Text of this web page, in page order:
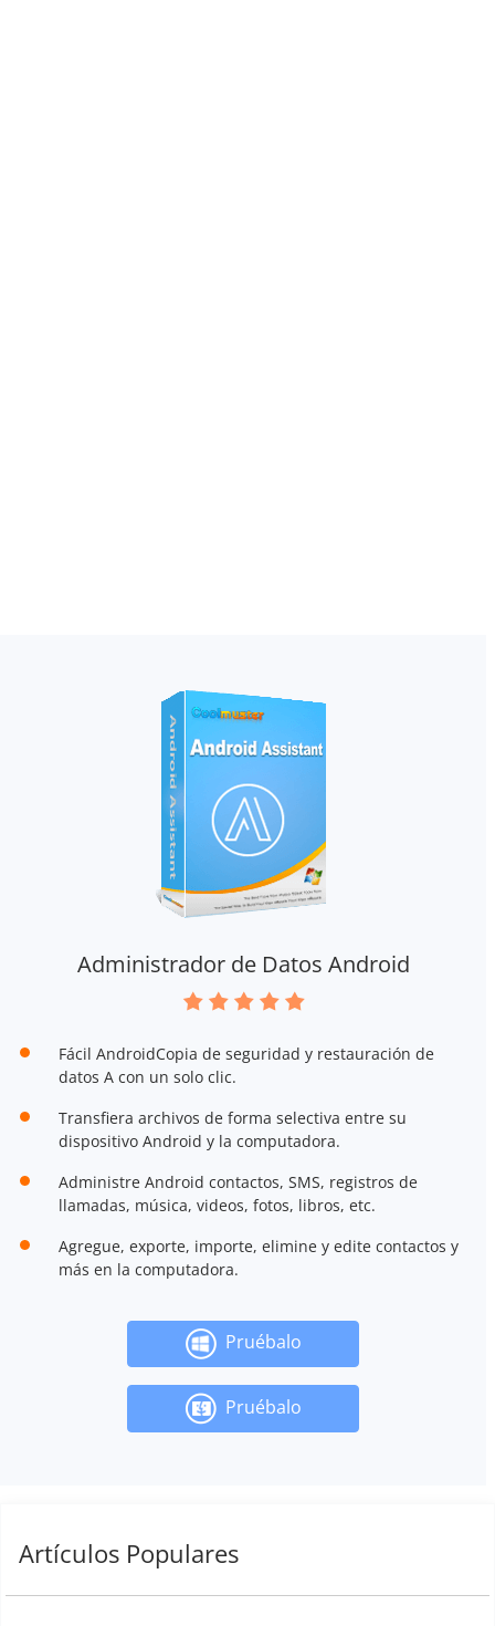
Administrador de Datos Android
Fácil AndroidCopia de seguridad y restauración de
datos A con un solo clic.
Transfiera archivos de forma selectiva entre su
dispositivo Android y la computadora.
Administre Android contactos, SMS, registros de
llamadas, música, videos, fotos, libros, etc.
Agregue, exporte, importe, elimine y edite contactos y
más en la computadora.
Pruébalo
Pruébalo
Artículos Populares